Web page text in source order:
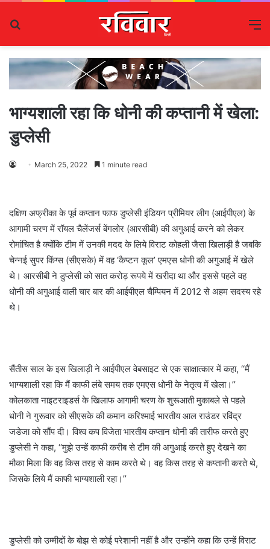
भाग्यशाली रहा कि धोनी की कप्तानी में खेला:
डुप्लेसी
March 25, 2022 1 minute read
दक्षिण अफ्रीका के पूर्व कप्तान फाफ डुप्लेसी इंडियन प्रीमियर लीग (आईपीएल) के
आगामी चरण में रॉयल चैलेंजर्स बेंगलोर (आरसीबी) की अगुआई करने को लेकर
रोमांचित है क्योंकि टीम में उनकी मदद के लिये विराट कोहली जैसा खिलाड़ी है जबकि
चेन्नई सुपर किंग्स (सीएसके) में वह ‘कैप्टन कूल’ एमएस धोनी की अगुआई में खेले
थे। आरसीबी ने डुप्लेसी को सात करोड़ रूपये में खरीदा था और इससे पहले वह
धोनी की अगुआई वाली चार बार की आईपीएल चैम्पियन में 2012 से अहम सदस्य रहे
थे।
सैंतीस साल के इस खिलाड़ी ने आईपीएल वेबसाइट से एक साक्षात्कार में कहा, ‘‘मैं
भाग्यशाली रहा कि मैं काफी लंबे समय तक एमएस धोनी के नेतृत्व में खेला।’’
कोलकाता नाइटराइडर्स के खिलाफ आगामी चरण के शुरूआती मुकाबले से पहले
धोनी ने गुरूवार को सीएसके की कमान करिश्माई भारतीय आल राउंडर रविंद्र
जडेजा को सौंप दी। विश्व कप विजेता भारतीय कप्तान धोनी की तारीफ करते हुए
डुप्लेसी ने कहा, ‘‘मुझे उन्हें काफी करीब से टीम की अगुआई करते हुए देखने का
मौका मिला कि वह किस तरह से काम करते थे। वह किस तरह से कप्तानी करते थे,
जिसके लिये मैं काफी भाग्यशाली रहा।’’
डुप्लेसी को उम्मीदों के बोझ से कोई परेशानी नहीं है और उन्होंने कहा कि उन्हें विराट